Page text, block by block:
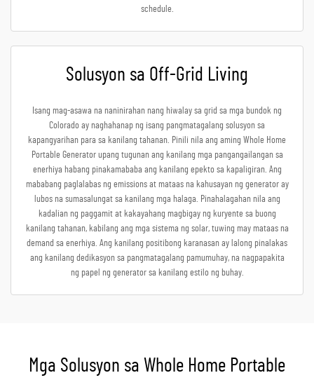
schedule.
Solusyon sa Off-Grid Living
Isang mag-asawa na naninirahan nang hiwalay sa grid sa mga bundok ng
Colorado ay naghahanap ng isang pangmatagalang solusyon sa
kapangyarihan para sa kanilang tahanan. Pinili nila ang aming Whole Home
Portable Generator upang tugunan ang kanilang mga pangangailangan sa
enerhiya habang pinakamababa ang kanilang epekto sa kapaligiran. Ang
mababang paglalabas ng emissions at mataas na kahusayan ng generator ay
lubos na sumasalungat sa kanilang mga halaga. Pinahalagahan nila ang
kadalian ng paggamit at kakayahang magbigay ng kuryente sa buong
kanilang tahanan, kabilang ang mga sistema ng solar, tuwing may mataas na
demand sa enerhiya. Ang kanilang positibong karanasan ay lalong pinalakas
ang kanilang dedikasyon sa pangmatagalang pamumuhay, na nagpapakita
ng papel ng generator sa kanilang estilo ng buhay.
Mga Solusyon sa Whole Home Portable